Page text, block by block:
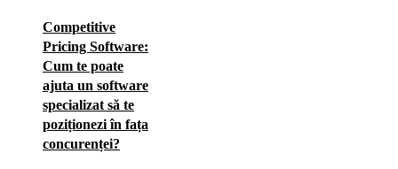
Competitive
Pricing Software:
Cum te poate
ajuta un software
specializat să te
poziționezi în fața
concurenței?